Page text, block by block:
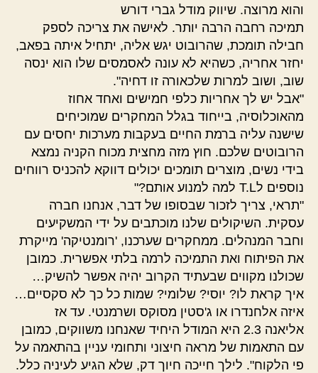
והוא מרוצה. שיווק מודל גברי דורש
תמיכה רחבה הרבה יותר. לאישה את צריכה לספק
חבילה תומכת, שהרובוט יגש אליה, יתחיל איתה בפאב,
יחזר אחריה, כשהיא לא עונה לאסמסים שלו הוא ינסה
שוב, ושוב למרות שלכאורה זו דחיה".
"אבל יש לך אחריות כלפי חמישים ואחד אחוז
מהאוכלוסיה, בייחוד בגלל המחקרים שמוכיחים
שישנה עליה ברמת החיים בעקבות מערכות יחסים עם
הרובוטים שלכם. חוץ מזה מחצית מכוח הקניה נמצא
בידי נשים, מוצרים תומכים יכולים דווקא להכניס רווחים
נוספים לT.L למה למנוע אותם?"
"תראי, צריך לזכור שבסופו של דבר, אנחנו חברה
עסקית. השיקולים שלנו מוכתבים על ידי המשקיעים
וחבר המנהלים. ממחקרים שערכנו, 'רומנטיקה' מייקרת
את הפיתוח ואת התמיכה לרמה בלתי אפשרית. כמובן
שכולנו מקווים שבעתיד הקרוב יהיה אפשר להשיק…
איך קראת לו? יוסי? שלומי? שמות כל כך לא סקסיים…
איזה אלחנדרו או ג'סטין מסוקס ושרמנטי. עד אז
אליאנה 2.3 היא המודל היחיד שאנחנו משווקים, כמובן
עם התאמות של מראה חיצוני ותחומי עניין בהתאמה על
פי הלקוח". לילך חייכה חיוך דק, שלא הגיע לעיניה כלל.